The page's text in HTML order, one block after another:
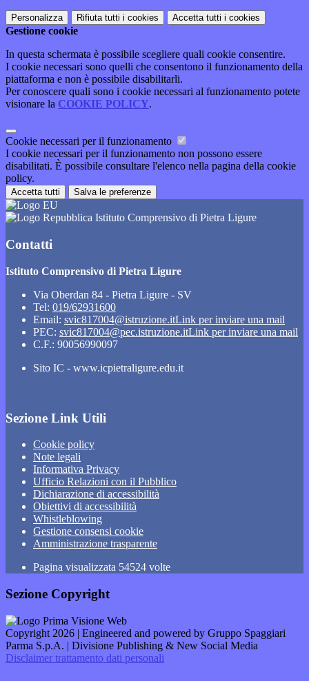
Personalizza Rifiuta tutti i cookies Accetta tutti i cookies
Gestione cookie
In questa schermata è possibile scegliere quali cookie consentire.
I cookie necessari sono quelli che consentono il funzionamento della
piattaforma e non è possibile disabilitarli.
Per conoscere quali sono i cookie necessari al funzionamento potete
visionare la COOKIE POLICY.
Cookie necessari per il funzionamento
I cookie necessari per il funzionamento non possono essere
disabilitati. È possibile consultare l'elenco nella pagina della cookie
policy.
Accetta tutti Salva le preferenze
Istituto Comprensivo di Pietra Ligure
Contatti
Istituto Comprensivo di Pietra Ligure
Via Oberdan 84 - Pietra Ligure - SV
Tel: 019/62931600
Email: svic817004@istruzione.itLink per inviare una mail
PEC: svic817004@pec.istruzione.itLink per inviare una mail
C.F.: 90056990097
Sito IC - www.icpietraligure.edu.it
Sezione Link Utili
Cookie policy
Note legali
Informativa Privacy
Ufficio Relazioni con il Pubblico
Dichiarazione di accessibilità
Obiettivi di accessibilità
Whistleblowing
Gestione consensi cookie
Amministrazione trasparente
Pagina visualizzata 54524 volte
Sezione Copyright
Copyright 2026 | Engineered and powered by Gruppo Spaggiari
Parma S.p.A. | Divisione Publishing & New Social Media
Disclaimer trattamento dati personali